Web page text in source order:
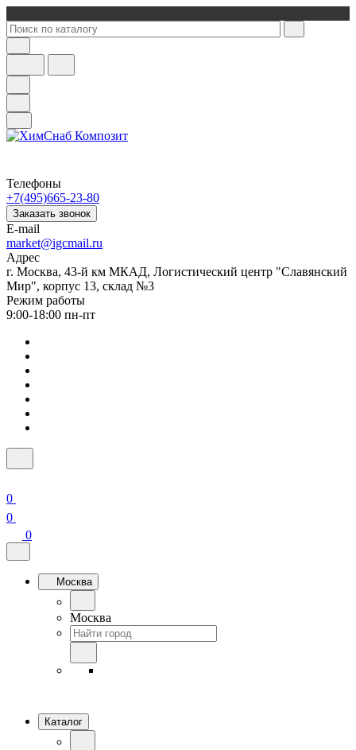
Телефоны
+7(495)665-23-80
Заказать звонок
E-mail
market@igcmail.ru
Адрес
г. Москва, 43-й км МКАД, Логистический центр "Славянский
Мир", корпус 13, склад №3
Режим работы
9:00-18:00 пн-пт
0
0
0
Москва
Москва
Каталог